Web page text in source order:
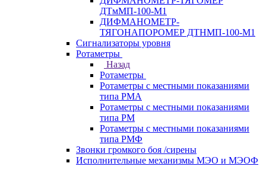
ДТмМП-100-М1
ДИФМАНОМЕТР-
ТЯГОНАПОРОМЕР ДТНМП-100-М1
Сигнализаторы уровня
Ротаметры
Назад
Ротаметры
Ротаметры с местными показаниями
типа РМА
Ротаметры с местными показаниями
типа РМ
Ротаметры с местными показаниями
типа РМФ
Звонки громкого боя /сирены
Исполнительные механизмы МЭО и МЭОФ